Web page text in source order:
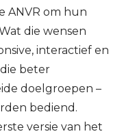
ANVR om hun
die wensen
interactief en
beter
doelgroepen –
bediend.
versie van het